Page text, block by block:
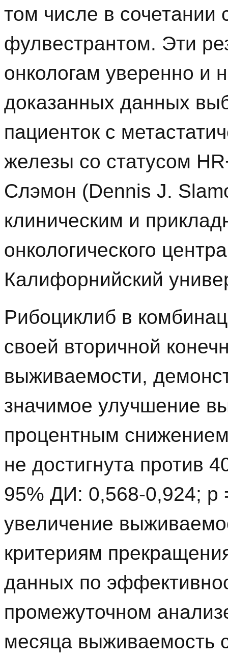
том числе в сочетании
фулвестрантом. Эти
онкологам уверенно и
доказанных данных
пациенток с
железы со статусом
Слэмон (Dennis J.
клиническим и
онкологического
Калифорнийский
Рибоциклиб в
своей вторичной
выживаемости,
значимое улучшение
процентным
не достигнута против
95% ДИ: 0,568-0,924; р
увеличение
критериям
данных по
промежуточном
месяца выживаемость